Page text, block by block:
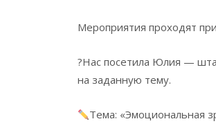
Мероприятия проходят
?Нас посетила Юлия —
на заданную тему.
Тема: «Эмоциональная